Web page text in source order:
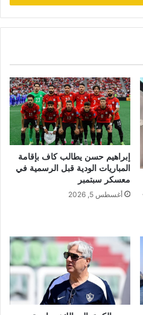
إبراهيم حسن يطالب كاف بإقامة
المباريات الودية قبل الرسمية في
معسكر سبتمبر
أغسطس 5, 2026